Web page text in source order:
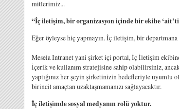
mitlerimiz...
“İç iletişim, bir organizasyon içinde bir ekibe
Eğer öyleyse hiç yapmayın. İç iletişim, bir
Mesela Intranet yani şirket içi portal, İç İletişim
İçerik ve kullanım stratejisine sahip olabilirsiniz,
yaptığınız her şeyin şirketinizin hedefleriyle uyumlu
birincil amaçtan uzaklaşmamanızı sağlayacaktır.
İç iletişimde sosyal medyanın rolü yoktur.